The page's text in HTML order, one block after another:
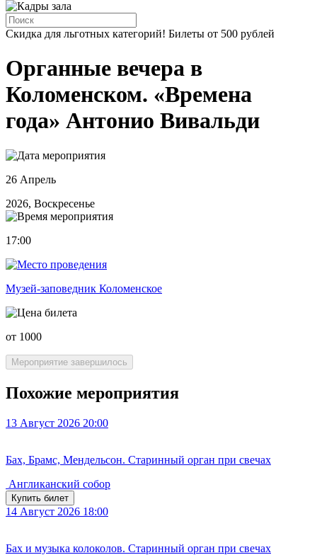
Скидка для льготных категорий! Билеты от 500 рублей
Органные вечера в
Коломенском. «Времена
года» Антонио Вивальди
26 Апрель
2026, Воскресенье
17:00
Музей-заповедник Коломенское
от 1000
Мероприятие завершилось
Похожие мероприятия
13 Август 2026 20:00
Бах, Брамс, Мендельсон. Старинный орган при свечах
Англиканский собор
Купить билет
14 Август 2026 18:00
Бах и музыка колоколов. Старинный орган при свечах